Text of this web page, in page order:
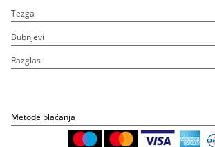
Tezga
Bubnjevi
Razglas
Metode plaćanja